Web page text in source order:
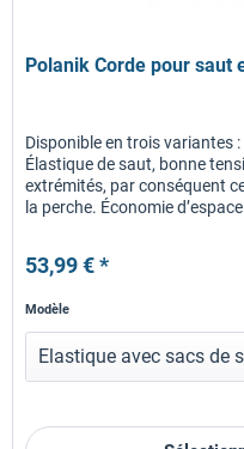
Polanik Corde pour saut
Disponible en trois variantes
Élastique de saut, bonne
extrémités, par conséquent
la perche. Économie
53,99 € *
Modèle